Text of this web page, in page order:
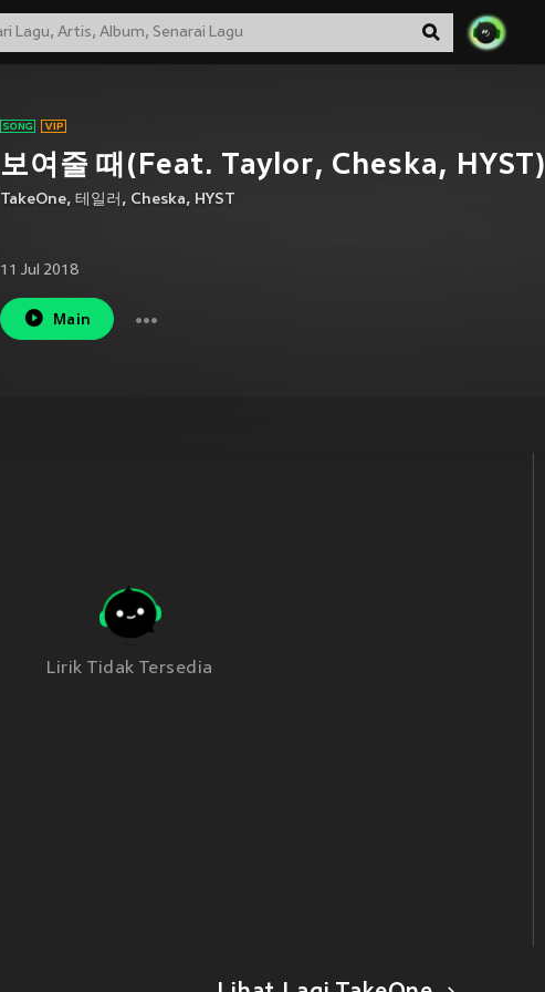
보여줄 때(Feat. Taylor, Cheska, HYST)
TakeOne, 테일러 , Cheska, HYST
11 Jul 2018
Main
Lirik Tidak Tersedia